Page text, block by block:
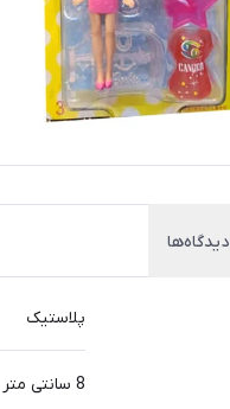
دیدگاه‌ها
پلاستیک
8 سانتی متر